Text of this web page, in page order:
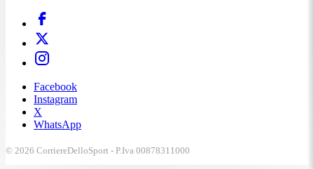
Facebook
Instagram
X
WhatsApp
© 2026 CorriereDelloSport - P.Iva 00878311000